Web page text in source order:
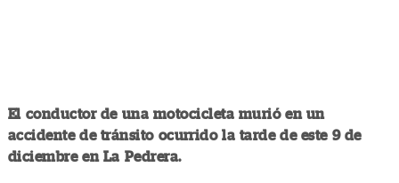
El conductor de una motocicleta murió en un
accidente de tránsito ocurrido la tarde de este 9 de
diciembre en La Pedrera.